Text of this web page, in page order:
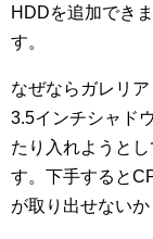
HDDを追加でき
す。
なぜならガレリ
3.5インチシャド
たり入れようと
す。下手すると
が取り出せないか